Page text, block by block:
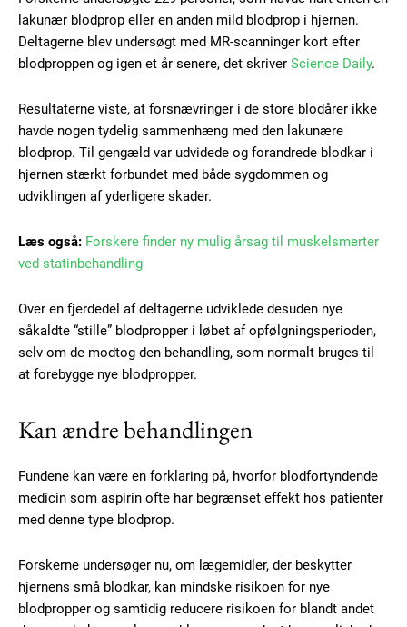
Subscription Plans
Free limited access
lakunær blodprop eller en anden mild blodprop i hjernen.
Deltagerne blev undersøgt med MR-scanninger kort efter
blodproppen og igen et år senere, det skriver Science Daily.
Resultaterne viste, at forsnævringer i de store blodårer ikke
havde nogen tydelig sammenhæng med den lakunære
blodprop. Til gengæld var udvidede og forandrede blodkar i
hjernen stærkt forbundet med både sygdommen og
udviklingen af yderligere skader.
Læs også: Forskere finder ny mulig årsag til muskelsmerter
ved statinbehandling
Over en fjerdedel af deltagerne udviklede desuden nye
såkaldte “stille” blodpropper i løbet af opfølgningsperioden,
selv om de modtog den behandling, som normalt bruges til
at forebygge nye blodpropper.
Kan ændre behandlingen
Fundene kan være en forklaring på, hvorfor blodfortyndende
medicin som aspirin ofte har begrænset effekt hos patienter
med denne type blodprop.
Forskerne undersøger nu, om lægemidler, der beskytter
hjernens små blodkar, kan mindske risikoen for nye
blodpropper og samtidig reducere risikoen for blandt andet